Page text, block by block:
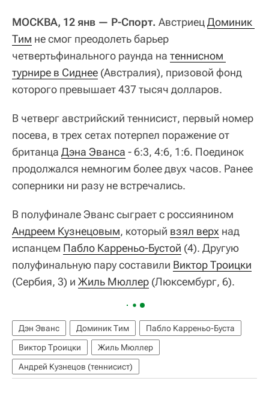
МОСКВА, 12 янв — Р-Спорт. АвстриецДоминик
Тим не смог преодолеть барьер
четвертьфинального раунда на теннисном
турнире в Сиднее (Австралия), призовой фонд
которого превышает 437 тысяч долларов.
В четверг австрийский теннисист, первый номер
посева, в трех сетах потерпел поражение от
британца Дэна Эванса - 6:3, 4:6, 1:6. Поединок
продолжался немногим более двух часов. Ранее
соперники ни разу не встречались.
В полуфинале Эванс сыграет с россиянином
Андреем Кузнецовым, который взял верх над
испанцем Пабло Карреньо-Бустой (4). Другую
полуфинальную пару составили Виктор Троицки
(Сербия, 3) и Жиль Мюллер (Люксембург, 6).
Дэн Эванс Доминик Тим
Пабло Карреньо-Буста
Виктор Троицки
Жиль Мюллер
Андрей Кузнецов (теннисист)